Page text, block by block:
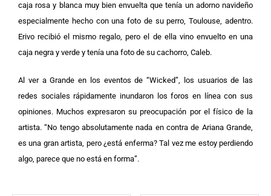
caja rosa y blanca muy bien envuelta que tenía un adorno navideño
especialmente hecho con una foto de su perro, Toulouse, adentro.
Erivo recibió el mismo regalo, pero el de ella vino envuelto en una
caja negra y verde y tenía una foto de su cachorro, Caleb.
Al ver a Grande en los eventos de “Wicked”, los usuarios de las
redes sociales rápidamente inundaron los foros en línea con sus
opiniones. Muchos expresaron su preocupación por el físico de la
artista.“No tengo absolutamente nada en contra de Ariana Grande,
es una gran artista, pero ¿está enferma? Tal vez me estoy perdiendo
algo, parece que no está en forma”.